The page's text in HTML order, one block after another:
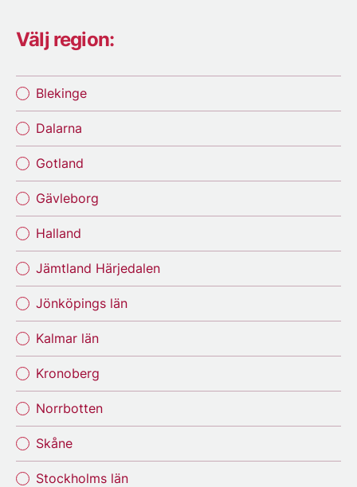
Välj region:
Blekinge
Dalarna
Gotland
Gävleborg
Halland
Jämtland Härjedalen
Jönköpings län
Kalmar län
Kronoberg
Norrbotten
Skåne
Stockholms län